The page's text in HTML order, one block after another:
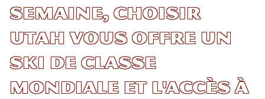
semaine, choisir
Utah vous offre un
ski de classe
mondiale et l'accès à